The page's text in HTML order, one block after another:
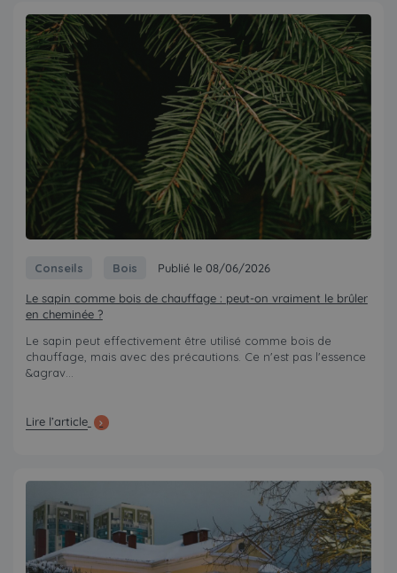
Conseils Bois Publié le 08/06/2026
Le sapin comme bois de chauffage : peut-on vraiment le brûler
en cheminée ?
Le sapin peut effectivement être utilisé comme bois de
chauffage, mais avec des précautions. Ce n'est pas l'essence
&agrav...
Lire l’article